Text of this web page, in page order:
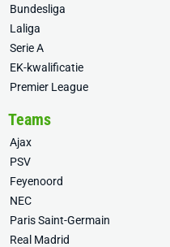
Bundesliga
Laliga
Serie A
EK-kwalificatie
Premier League
Teams
Ajax
PSV
Feyenoord
NEC
Paris Saint-Germain
Real Madrid